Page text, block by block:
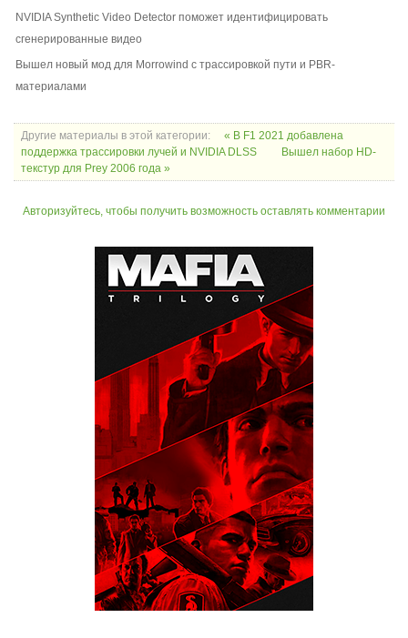
NVIDIA Synthetic Video Detector поможет идентифицировать
сгенерированные видео
Вышел новый мод для Morrowind с трассировкой пути и PBR-
материалами
Другие материалы в этой категории:
« В F1 2021 добавлена
поддержка трассировки лучей и NVIDIA DLSS
Вышел набор HD-
текстур для Prey 2006 года »
Авторизуйтесь, чтобы получить возможность оставлять комментарии